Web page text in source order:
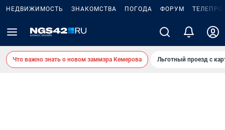
НЕДВИЖИМОСТЬ ЗНАКОМСТВА ПОГОДА ФОРУМ
Что важно знать о новом заммэра Кемерова Льготный проезд с